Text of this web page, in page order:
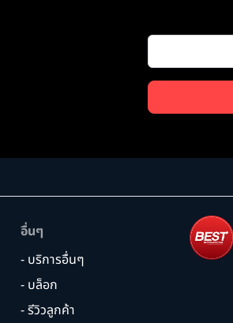
อื่นๆ
- บริการอื่นๆ
- บล็อก
- รีวิวลูกค้า